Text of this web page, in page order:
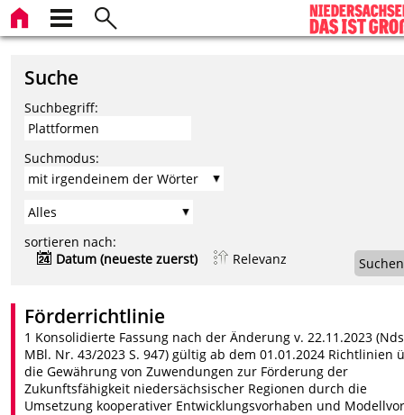
Suche
Suchbegriff:
Suchmodus:
sortieren nach:
Datum (neueste zuerst)
Relevanz Suchen
Förderrichtlinie
1 Konsolidierte Fassung nach der Änderung v. 22.11.2023
MBl. Nr. 43/2023 S. 947) gültig ab dem 01.01.2024 Richtlinien
die Gewährung von Zuwendungen zur Förderung der
Zukunftsfähigkeit niedersächsischer Regionen durch die
Umsetzung kooperativer Entwicklungsvorhaben und